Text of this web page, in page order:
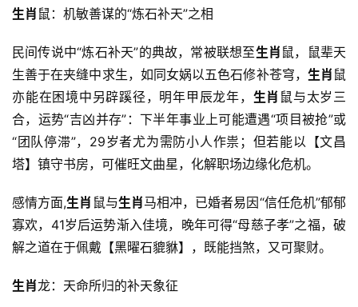
生肖 鼠：机敏善谋的“炼石补天”之相
民间传说中“炼石补天”的典故，常被联想至生肖 鼠，鼠辈天
生善于在夹缝中求生，如同女娲以五色石修补苍穹， 生肖 鼠
亦能在困境中另辟蹊径，明年甲辰龙年， 生肖 鼠与太岁三
合，运势“吉凶并存”：下半年事业上可能遭遇“项目被抢”或
“团队停滞”，29岁者尤为需防小人作祟；但若能以【文昌
塔】镇守书房，可催旺文曲星，化解职场边缘化危机。
感情方面,生肖 鼠与生肖马相冲，已婚者易因“信任危机”郁郁
寡欢，41岁后运势渐入佳境，晚年可得“母慈子孝”之福，破
解之道在于佩戴【黑曜石貔貅】，既能挡煞，又可聚财。
生肖龙：天命所归的补天象征